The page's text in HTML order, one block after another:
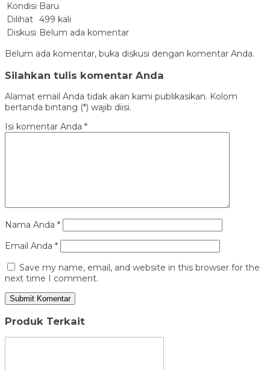
Kondisi Baru
Dilihat 499 kali
Diskusi Belum ada komentar
Belum ada komentar, buka diskusi dengan komentar Anda.
Silahkan tulis komentar Anda
Alamat email Anda tidak akan kami publikasikan. Kolom
bertanda bintang (*) wajib diisi.
Isi komentar Anda *
Nama Anda *
Email Anda *
Save my name, email, and website in this browser for the
next time I comment.
Produk Terkait